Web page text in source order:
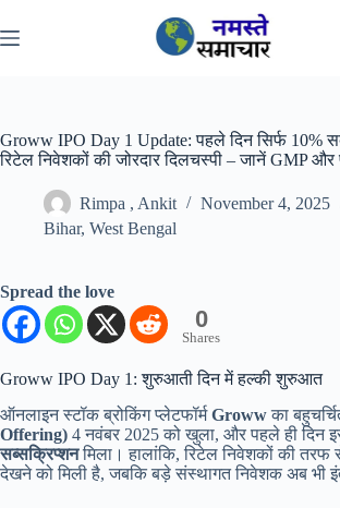
to
content
Groww IPO Day 1 Update: पहले दिन सिर्फ 10%
रिटेल निवेशकों की जोरदार दिलचस्पी – जानें GMP और
Rimpa , Ankit
November 4, 2025
Bihar, West Bengal
Spread the love
0
Shares
Groww IPO Day 1: शुरुआती दिन में हल्की शुरुआत
ऑनलाइन स्टॉक ब्रोकिंग प्लेटफॉर्मGrowwका
Offering) 4 नवंबर 2025 को खुला, और पहले ही दिन
सब्सक्रिप्शनमिला। हालांकि, रिटेल निवेशकों की तरफ
देखने को मिली है, जबकि बड़े संस्थागत निवेशक अब भी